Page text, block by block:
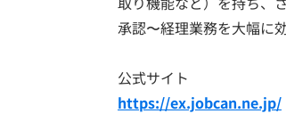
承認〜経理業務を大幅に
公式サイト
https://ex.jobcan.ne.jp/